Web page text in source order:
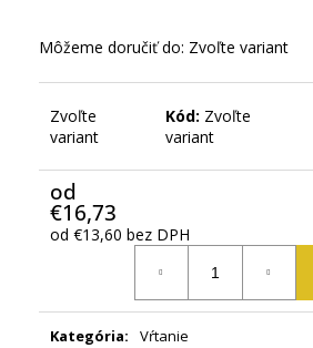
Môžeme doručiť do: Zvoľte variant
Zvoľte
variant
Kód: Zvoľte
variant
od
€16,73
od €13,60 bez DPH
Kategória: Vŕtanie